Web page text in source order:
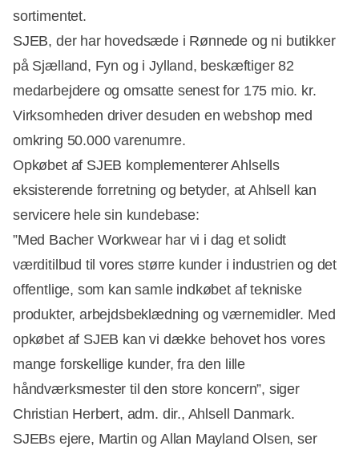
sortimentet.
SJEB, der har hovedsæde i Rønnede og ni butikker
på Sjælland, Fyn og i Jylland, beskæftiger 82
medarbejdere og omsatte senest for 175 mio. kr.
Virksomheden driver desuden en webshop med
omkring 50.000 varenumre.
Opkøbet af SJEB komplementerer Ahlsells
eksisterende forretning og betyder, at Ahlsell kan
servicere hele sin kundebase:
”Med Bacher Workwear har vi i dag et solidt
værditilbud til vores større kunder i industrien og det
offentlige, som kan samle indkøbet af tekniske
produkter, arbejdsbeklædning og værnemidler. Med
opkøbet af SJEB kan vi dække behovet hos vores
mange forskellige kunder, fra den lille
håndværksmester til den store koncern”, siger
Christian Herbert, adm. dir., Ahlsell Danmark.
SJEBs ejere, Martin og Allan Mayland Olsen, ser